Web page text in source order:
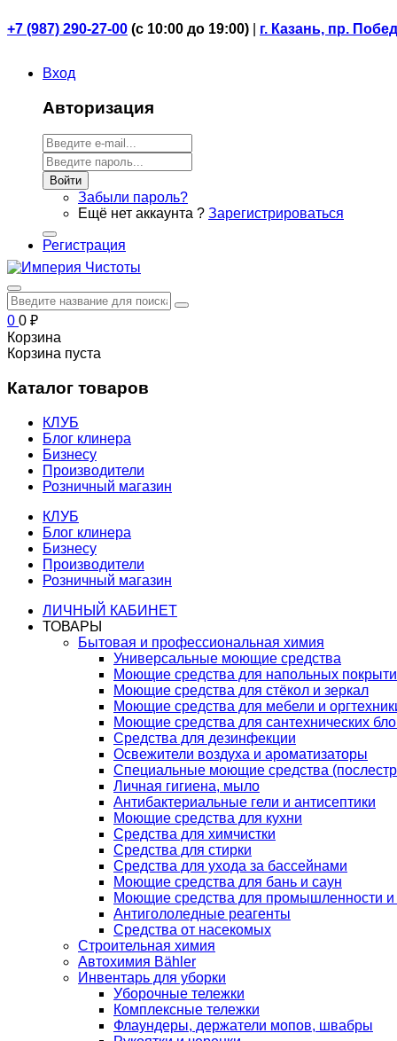
+7 (987) 290-27-00 (с 10:00 до 19:00) г. Казань, пр.
Вход
Авторизация
Войти
Забыли пароль?
Ещё нет аккаунта ? Зарегистрироваться
Регистрация
0 0 ₽
Корзина
Корзина пуста
Каталог товаров
КЛУБ
Блог клинера
Бизнесу
Производители
Розничный магазин
КЛУБ
Блог клинера
Бизнесу
Производители
Розничный магазин
ЛИЧНЫЙ КАБИНЕТ
ТОВАРЫ
Бытовая и профессиональная химия
Универсальные моющие средства
Моющие средства для напольных
Моющие средства для стёкол и зеркал
Моющие средства для мебели и
Моющие средства для сантехнических
Средства для дезинфекции
Освежители воздуха и ароматизаторы
Специальные моющие средства
Личная гигиена, мыло
Антибактериальные гели и антисептики
Моющие средства для кухни
Средства для химчистки
Средства для стирки
Средства для ухода за бассейнами
Моющие средства для бань и саун
Моющие средства для промышленности и
Антигололедные реагенты
Средства от насекомых
Строительная химия
Автохимия Bähler
Инвентарь для уборки
Уборочные тележки
Комплексные тележки
Флаундеры, держатели мопов, швабры